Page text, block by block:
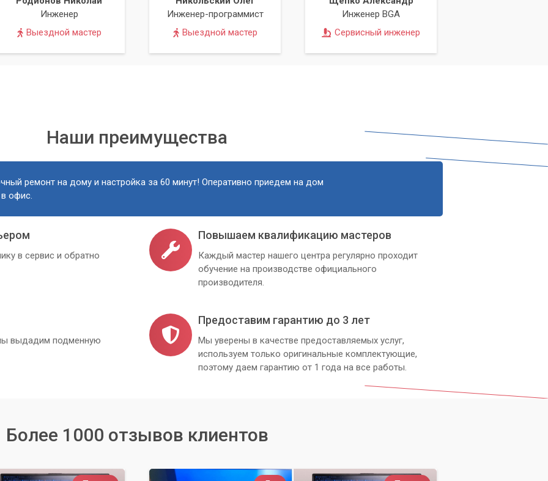
и успешное восстановление доступа. Обращайтесь в
вам вернуть контроль над вашей цифровой жизнью.
Инженер
Выездной мастер
Инженер-программист
Выездной мастер
Инженер BGA
Сервисный инженер
Наши преимущества
ремонт на дому и настройка за 60 минут! Оперативно приедем на дом
офис.
в сервис и обратно
Повышаем квалификацию мастеров
Каждый мастер нашего центра регулярно проходит
обучение на производстве официального
производителя.
выдадим подменную
Предоставим гарантию до 3 лет
Мы уверены в качестве предоставляемых услуг,
используем только оригинальные комплектующие,
поэтому даем гарантию от 1 года на все работы.
Более 1000 отзывов клиентов